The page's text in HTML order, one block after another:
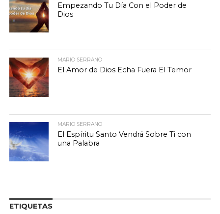
Empezando Tu Día Con el Poder de
Dios
MARIO SERRANO
El Amor de Dios Echa Fuera El Temor
MARIO SERRANO
El Espíritu Santo Vendrá Sobre Ti con
una Palabra
ETIQUETAS